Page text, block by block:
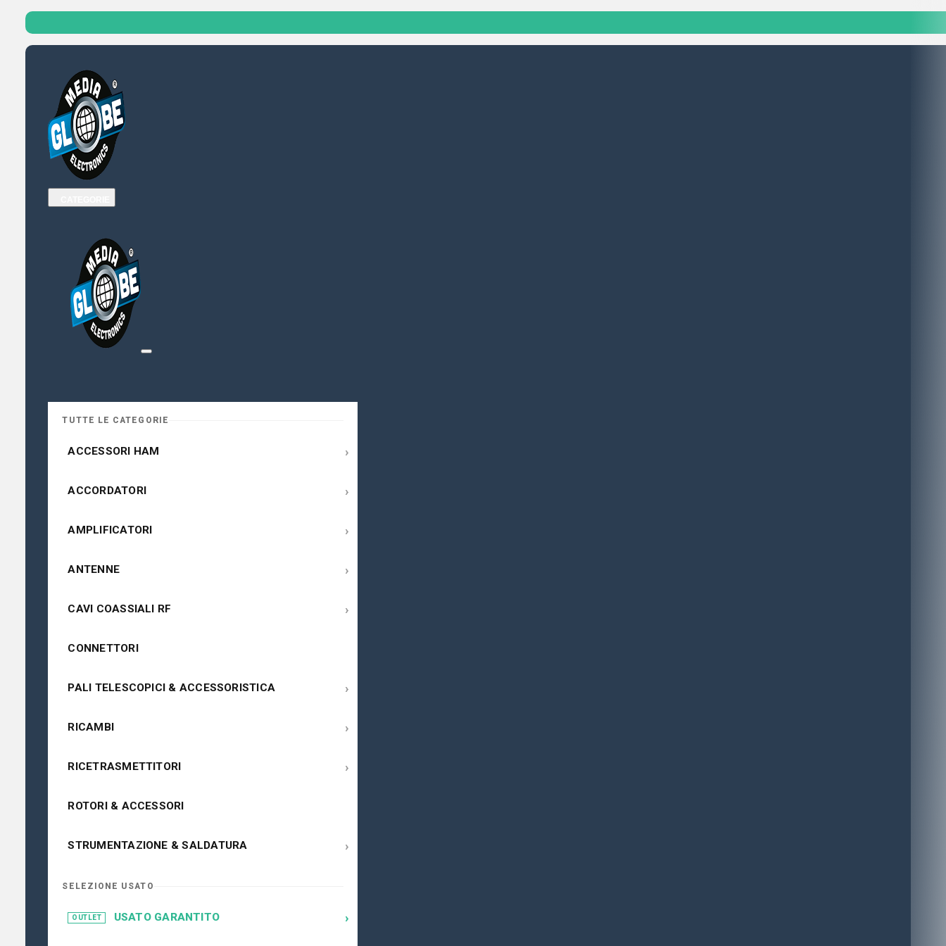
TUTTE LE CATEGORIE
ACCESSORI HAM ›
ACCORDATORI ›
AMPLIFICATORI ›
ANTENNE ›
CAVI COASSIALI RF ›
CONNETTORI
PALI TELESCOPICI & ACCESSORISTICA ›
RICAMBI ›
RICETRASMETTITORI ›
ROTORI & ACCESSORI
STRUMENTAZIONE & SALDATURA ›
SELEZIONE USATO
OUTLET USATO GARANTITO ›